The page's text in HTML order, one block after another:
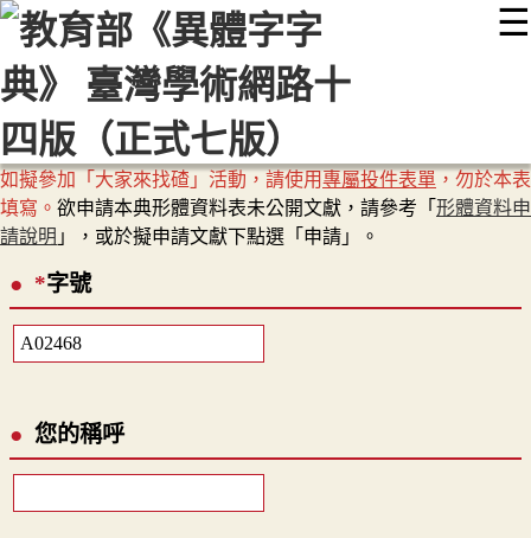
☰
::: 最新消息 常見問題 編輯說明
顯示模式
網站導覽
如擬參加「大家來找碴」活動，請使用專屬投件表單 ，勿於本表
填寫。 欲申請本典形體資料表未公開文獻，請參考「 形體資料申
請說明 」，或於擬申請文獻下點選「申請」。
*字號
您的稱呼